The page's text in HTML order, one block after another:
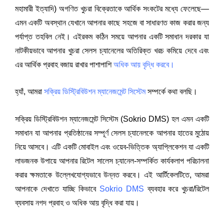
মহামারী ইত্যাদি) অগণিত খুচরা বিক্রেতাকে আর্থিক সংকটের মধ্যে ফেলেছে—
এমন একটি অবস্থান যেখানে আপনার কাছে সহজে বা সাধারণত কাজ করার জন্য
পর্যাপ্ত তহবিল নেই। এইরকম কঠিন সময়ে আপনার একটি সমাধান দরকার যা
নাটকীয়ভাবে আপনার খুচরা সেলস চ্যানেলের অতিরিক্ত খরচ কমিয়ে দেবে এবং
এর আর্থিক প্রবাহ বজায় রাখার পাশাপাশি অধিক আয় বৃদ্ধি করবে।
হ্যাঁ, আমরা সক্রিয় ডিস্ট্রিবিউশন ম্যানেজমেন্ট সিস্টেম সম্পর্কে কথা বলছি।
সক্রিয় ডিস্ট্রিবিউশন ম্যানেজমেন্ট সিস্টেম (Sokrio DMS) হল এমন একটি
সমাধান যা আপনার প্রতিষ্ঠানের সম্পূর্ণ সেলস চ্যানেলকে আপনার হাতের মুঠোয়
নিয়ে আসবে। এটি একটি মোবাইল এবং ওয়েব-ভিত্তিক অ্যাপ্লিকেশন যা একটি
লাভজনক উপায়ে আপনার রিটেল সালেস চ্যানেল-সম্পর্কিত কার্যকলাপ পরিচালনা
করার ক্ষমতাকে উল্লেখযোগ্যভাবে উন্নত করবে। এই আর্টিকেলটিতে, আমরা
আপনাকে দেখাতে যাচ্ছি কিভাবে Sokrio DMS ব্যবহার করে খুচরা/রিটেল
ব্যবসায় নগদ প্রবাহ ও অধিক আয় বৃদ্ধি করা যায়।